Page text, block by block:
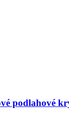
podlahové